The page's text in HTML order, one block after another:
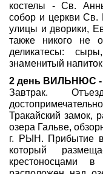
костелы - Св.
собор и церкви Св.
улицы и дворики,
также никого не
деликатесы:
знаменитый
2 день ВИЛЬНЮС
Завтрак.
Тракайский замок,
озера Гальве,
г. РЫН. Прибытие
который
крестоносцами